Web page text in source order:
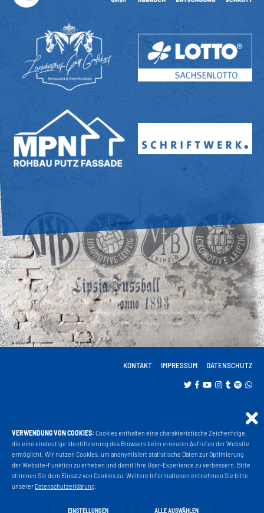
KONTAKT IMPRESSUM DATENSCHUTZ
Projekt Liga 3
Fanshop
VERWENDUNG VON COOKIES: Cookies enthalten eine charakteristische Zeichenfolge,
die eine eindeutige Identifizierung des Browsers beim erneuten Aufrufen der Website
ermöglicht. Wir nutzen Cookies, um anonymisiert statistische Daten zur Optimierung
der Website-Funktion zu erheben und damit Ihre User-Experience zu verbessern. Bitte
stimmen Sie dem Einsatz von Cookies zu. Weitere Informationen entnehmen Sie bitte
unserer Datenschutzerklärung
EINSTELLUNGEN ALLE AUSWÄHLEN